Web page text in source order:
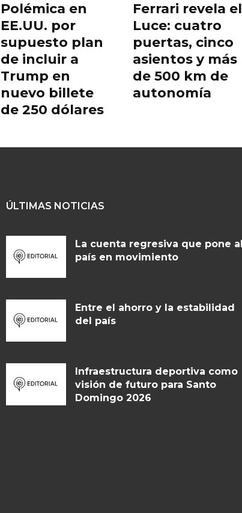
Polémica en
EE.UU. por
supuesto plan
de incluir a
Trump en
nuevo billete
de 250 dólares
Ferrari revela el
Luce: cuatro
puertas, cinco
asientos y más
de 500 km de
autonomía
ÚLTIMAS NOTICIAS
La cuenta regresiva que pone al
país en movimiento
Entre el ahorro y la estabilidad
del país
Infraestructura deportiva como
visión de futuro para Santo
Domingo 2026